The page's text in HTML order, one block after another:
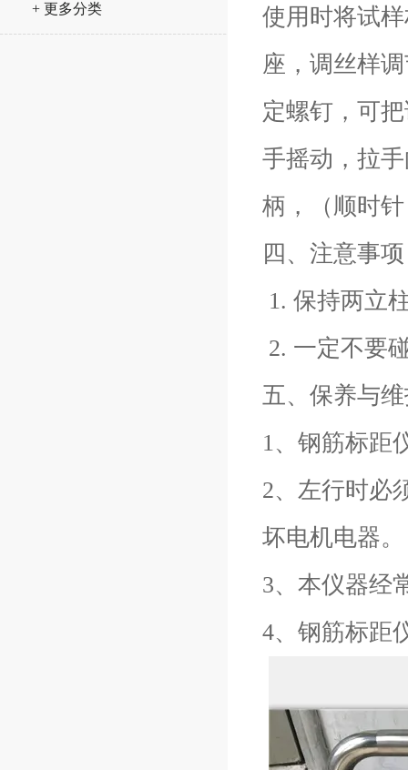
+ 更多分类
使用时将试
座，调丝样
定螺钉，可
手摇动，拉
柄，（顺时
四、注意事项
1. 保持两立
2. 一定不要
五、保养与
1、钢筋标距
2、左行时必
坏电机电器。
3、本仪器经
4、钢筋标距